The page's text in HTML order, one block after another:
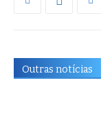
Outras notícias